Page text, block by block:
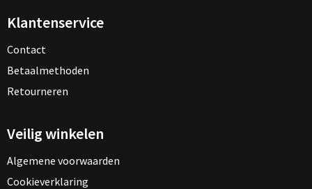
Klantenservice
Contact
Betaalmethoden
Retourneren
Veilig winkelen
Algemene voorwaarden
Cookieverklaring